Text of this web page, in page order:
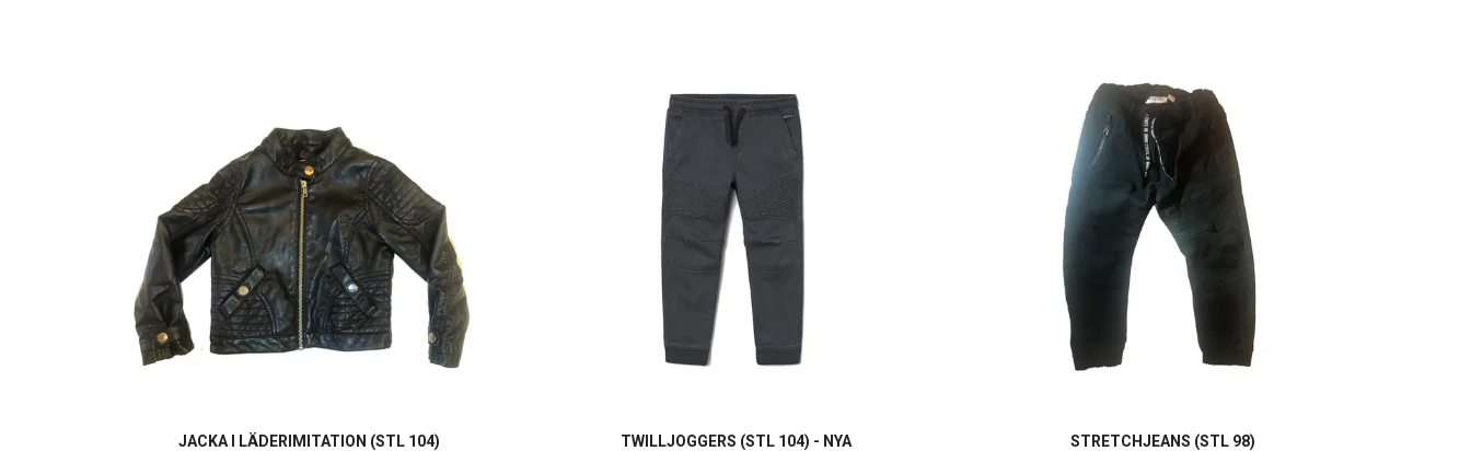
JACKA I LÄDERIMITATION (STL 104) TWILLJOGGERS (STL 104) - NYA STRETCHJEANS (STL 98)